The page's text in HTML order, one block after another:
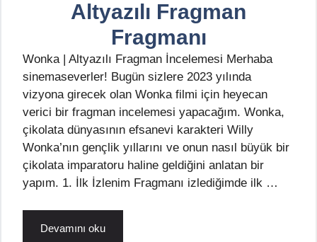
Altyazılı Fragman
Fragmanı
Wonka | Altyazılı Fragman İncelemesi Merhaba
sinemaseverler! Bugün sizlere 2023 yılında
vizyona girecek olan Wonka filmi için heyecan
verici bir fragman incelemesi yapacağım. Wonka,
çikolata dünyasının efsanevi karakteri Willy
Wonka’nın gençlik yıllarını ve onun nasıl büyük bir
çikolata imparatoru haline geldiğini anlatan bir
yapım. 1. İlk İzlenim Fragmanı izlediğimde ilk …
Devamını oku